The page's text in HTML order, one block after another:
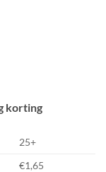
korting
25+
€1,65